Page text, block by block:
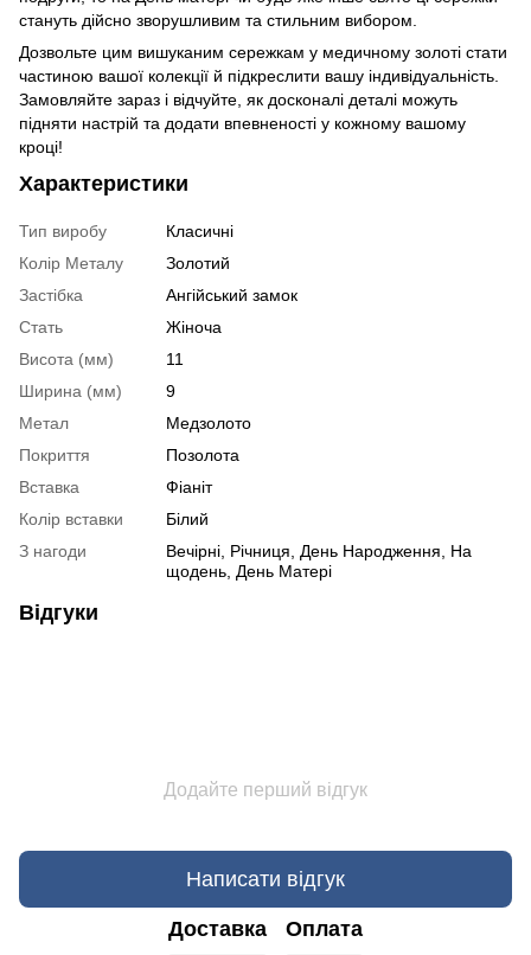
стануть дійсно зворушливим та стильним вибором.
Дозвольте цим вишуканим сережкам у медичному золоті стати
частиною вашої колекції й підкреслити вашу індивідуальність.
Замовляйте зараз і відчуйте, як досконалі деталі можуть
підняти настрій та додати впевненості у кожному вашому
кроці!
Характеристики
Тип виробу
Класичні
Колір Металу
Золотий
Застібка
Ангійський замок
Стать
Жіноча
Висота (мм)
11
Ширина (мм)
9
Метал
Медзолото
Покриття
Позолота
Вставка
Фіаніт
Колір вставки
Білий
З нагоди
Вечірні, Річниця, День Народження, На
щодень, День Матері
Відгуки
Додайте перший відгук
Написати відгук
Доставка Оплата